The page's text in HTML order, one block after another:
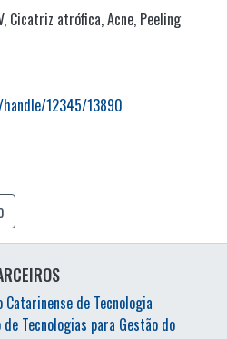
, Cicatriz atrófica,Acne, Peeling
12345/13890
Catarinense de Tecnologia
de Tecnologias para Gestão do